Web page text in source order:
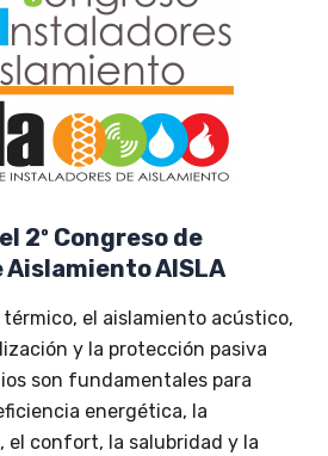
2º Congreso de
Aislamiento AISLA
térmico, el aislamiento acústico,
y la protección pasiva
son fundamentales para
energética, la
el confort, la salubridad y la